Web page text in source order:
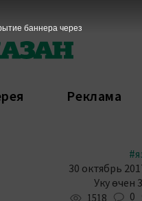
Реклама
30 октябрь
Уку өчен
0
баннера через